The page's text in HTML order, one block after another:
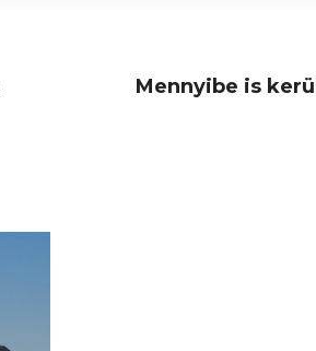
Mennyibe is